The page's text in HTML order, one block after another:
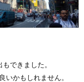
できました。
いかもしれません。